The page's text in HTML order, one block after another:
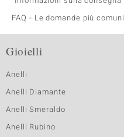
FAQ - Le domande più comuni
Gioielli
Anelli
Anelli Diamante
Anelli Smeraldo
Anelli Rubino